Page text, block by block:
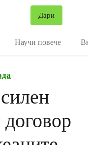
Дари
Научи повече